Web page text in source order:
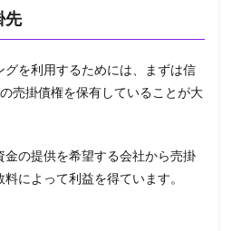
先
を利用するためには、まずは信
の売掛債権を保有していることが大
の提供を希望する会社から売掛
によって利益を得ています。